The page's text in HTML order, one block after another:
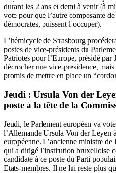
durant les 2 ans et demi à venir (à
vote pour que l’autre composante
démocrates, puissent l’occuper).
L’hémicycle de Strasbourg
postes de vice-présidents du
Patriotes pour l’Europe, présidé par
décrocher une vice-présidence,
promis de mettre en place un
Jeudi : Ursula Von der
poste à la tête de la
Jeudi, le Parlement européen va
l’Allemande Ursula Von der Leyen
européenne. L’ancienne ministre
qui a dirigé l’institution bruxelloise
candidate à ce poste du Parti
Etats-membres. Il ne lui reste plus